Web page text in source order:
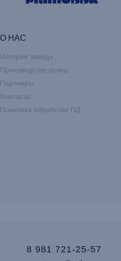
О НАС
История завода
Производство колец
Партнеры
Контакты
Политика обработки ПД
8 981 721-25-57